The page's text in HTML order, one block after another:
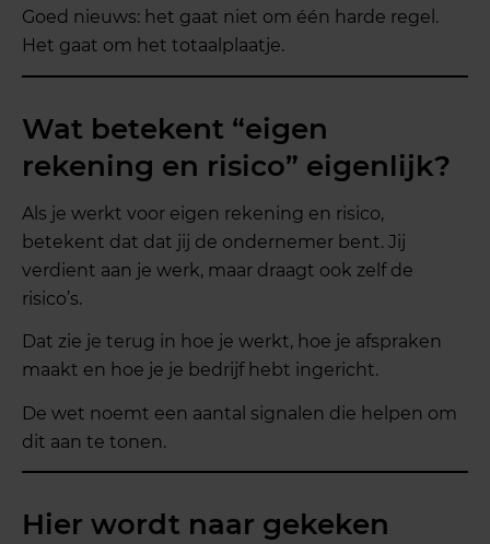
Goed nieuws: het gaat niet om één harde regel.
Het gaat om het totaalplaatje.
Wat betekent “eigen
rekening en risico” eigenlijk?
Als je werkt voor eigen rekening en risico,
betekent dat dat jij de ondernemer bent. Jij
verdient aan je werk, maar draagt ook zelf de
risico’s.
Dat zie je terug in hoe je werkt, hoe je afspraken
maakt en hoe je je bedrijf hebt ingericht.
De wet noemt een aantal signalen die helpen om
dit aan te tonen.
Hier wordt naar gekeken